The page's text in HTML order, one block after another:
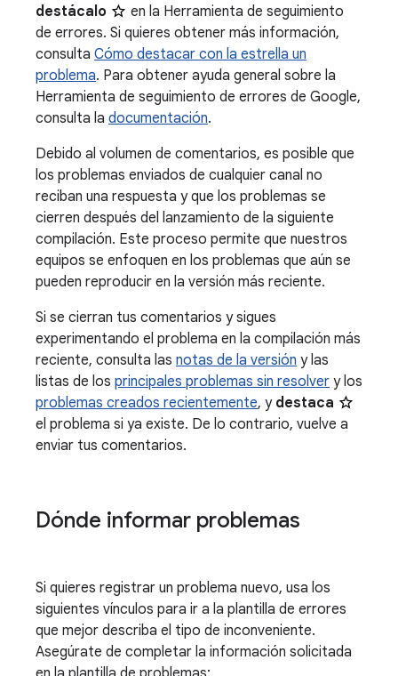
destácalo
en la Herramienta de seguimiento
de errores. Si quieres obtener más información,
consulta Cómo destacar con la estrella un
problema. Para obtener ayuda general sobre la
Herramienta de seguimiento de errores de Google,
consulta la documentación.
Debido al volumen de comentarios, es posible que
los problemas enviados de cualquier canal no
reciban una respuesta y que los problemas se
cierren después del lanzamiento de la siguiente
compilación. Este proceso permite que nuestros
equipos se enfoquen en los problemas que aún se
pueden reproducir en la versión más reciente.
Si se cierran tus comentarios y sigues
experimentando el problema en la compilación más
reciente, consulta las notas de la versión y las
listas de los principales problemas sin resolver y los
problemas creados recientemente, y destaca
el problema si ya existe. De lo contrario, vuelve a
enviar tus comentarios.
Dónde informar problemas
Si quieres registrar un problema nuevo, usa los
siguientes vínculos para ir a la plantilla de errores
que mejor describa el tipo de inconveniente.
Asegúrate de completar la información solicitada